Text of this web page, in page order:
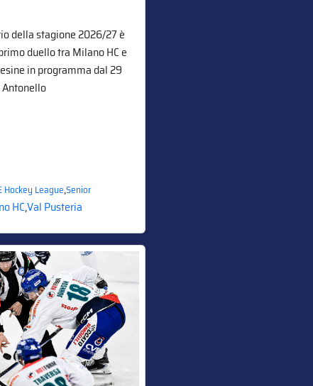
della stagione 2026/27 è
duello tra Milano HC e
in programma dal 29
Hockey League,Senior
HC,Val Pusteria